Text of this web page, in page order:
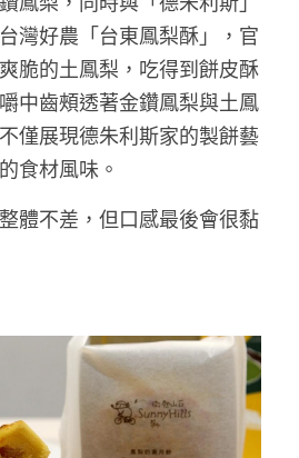
灣好農「台東鳳梨酥」，官
脆的土鳳梨，吃得到餅皮酥
中齒頰透著金鑽鳳梨與土鳳
僅展現德朱利斯家的製餅藝
食材風味。
體不差，但口感最後會很黏